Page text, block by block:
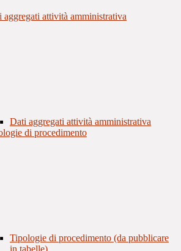
aggregati attività amministrativa
Dati aggregati attività amministrativa
di procedimento
Tipologie di procedimento (da pubblicare